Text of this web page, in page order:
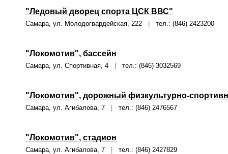
"Ледовый дворец спорта ЦСК ВВС"
Самара, ул. Молодогвардейская, 222 тел.: (846) 2423200
"Локомотив", бассейн
Самара, ул. Спортивная, 4 тел.: (846) 3032569
"Локомотив", дорожный физкультурно-
Самара, ул. Агибалова, 7 тел.: (846) 2476567
"Локомотив", стадион
Самара, ул. Агибалова, 7 тел.: (846) 2427829